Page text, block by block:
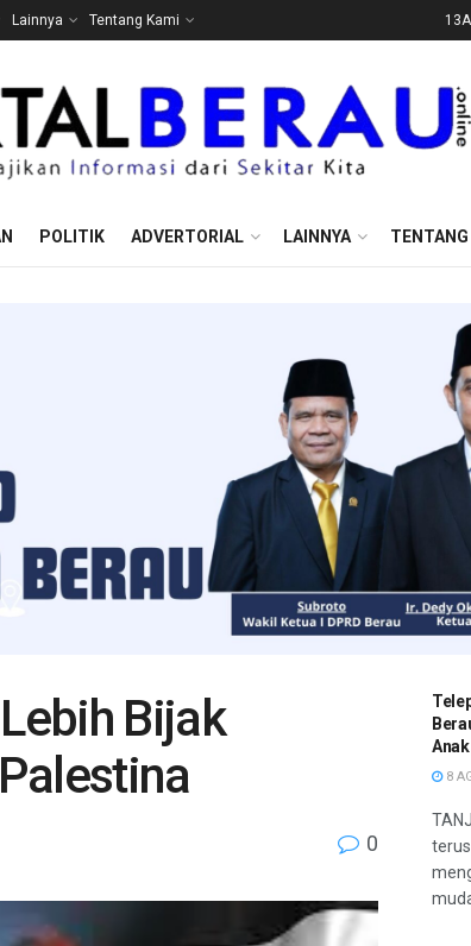
Lainnya Tentang Kami
POLITIK ADVERTORIAL LAINNYA TENTANG
Bijak
0
8